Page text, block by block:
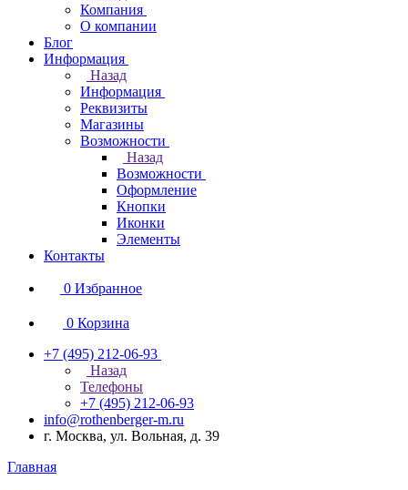
Компания
О компании
Блог
Информация
Назад
Информация
Реквизиты
Магазины
Возможности
Назад
Возможности
Оформление
Кнопки
Иконки
Элементы
Контакты
0 Избранное
0 Корзина
+7 (495) 212-06-93
Назад
Телефоны
+7 (495) 212-06-93
info@rothenberger-m.ru
г. Москва, ул. Вольная, д. 39
Главная